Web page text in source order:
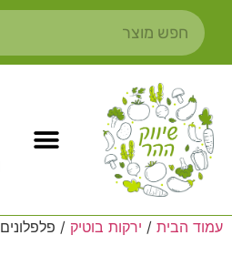
עמוד הבית / ירקות בוטיק / פלפלונים